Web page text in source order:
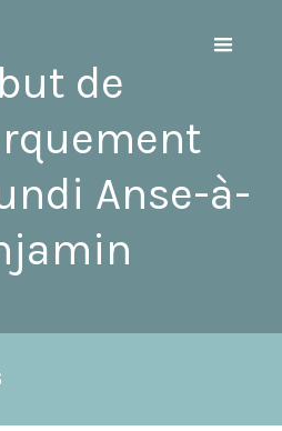
de
Anse-à-